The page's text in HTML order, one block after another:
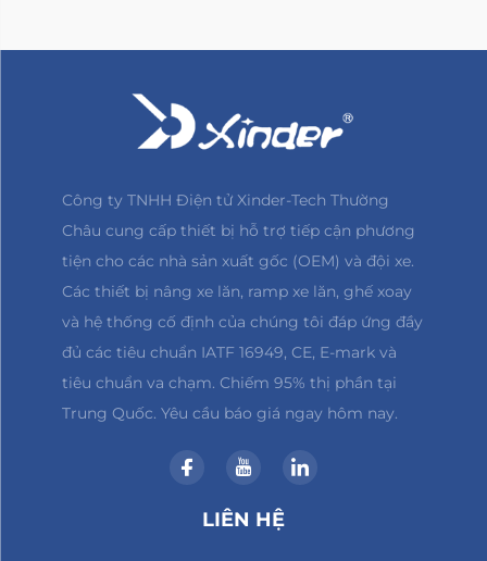
Công ty TNHH Điện tử Xinder-Tech Thường
Châu cung cấp thiết bị hỗ trợ tiếp cận phương
tiện cho các nhà sản xuất gốc (OEM) và đội xe.
Các thiết bị nâng xe lăn, ramp xe lăn, ghế xoay
và hệ thống cố định của chúng tôi đáp ứng đầy
đủ các tiêu chuẩn IATF 16949, CE, E-mark và
tiêu chuẩn va chạm. Chiếm 95% thị phần tại
Trung Quốc. Yêu cầu báo giá ngay hôm nay.
LIÊN HỆ